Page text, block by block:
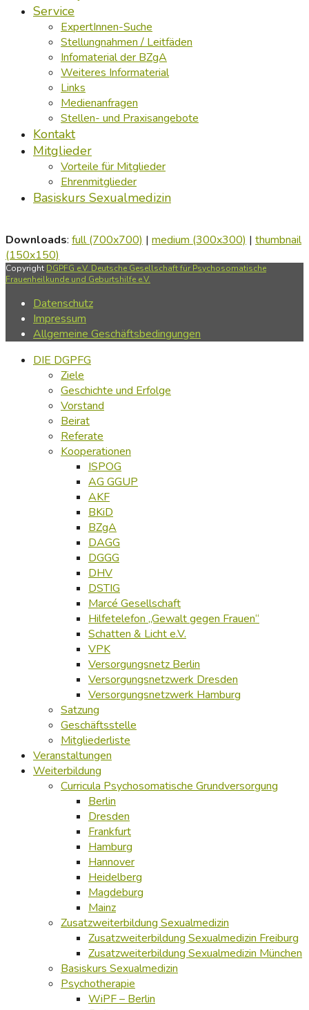
Service
ExpertInnen-Suche
Stellungnahmen / Leitfäden
Infomaterial der BZgA
Weiteres Informaterial
Links
Medienanfragen
Stellen- und Praxisangebote
Kontakt
Mitglieder
Vorteile für Mitglieder
Ehrenmitglieder
Basiskurs Sexualmedizin
Downloads: full (700x700) | medium (300x300) | thumbnail
(150x150)
Copyright DGPFG e.V. Deutsche Gesellschaft für Psychosomatische
Frauenheilkunde und Geburtshilfe e.V.
Datenschutz
Impressum
Allgemeine Geschäftsbedingungen
DIE DGPFG
Ziele
Geschichte und Erfolge
Vorstand
Beirat
Referate
Kooperationen
ISPOG
AG GGUP
AKF
BKiD
BZgA
DAGG
DGGG
DHV
DSTIG
Marcé Gesellschaft
Hilfetelefon „Gewalt gegen Frauen“
Schatten & Licht e.V.
VPK
Versorgungsnetz Berlin
Versorgungsnetzwerk Dresden
Versorgungsnetzwerk Hamburg
Satzung
Geschäftsstelle
Mitgliederliste
Veranstaltungen
Weiterbildung
Curricula Psychosomatische Grundversorgung
Berlin
Dresden
Frankfurt
Hamburg
Hannover
Heidelberg
Magdeburg
Mainz
Zusatzweiterbildung Sexualmedizin
Zusatzweiterbildung Sexualmedizin Freiburg
Zusatzweiterbildung Sexualmedizin München
Basiskurs Sexualmedizin
Psychotherapie
WiPF – Berlin